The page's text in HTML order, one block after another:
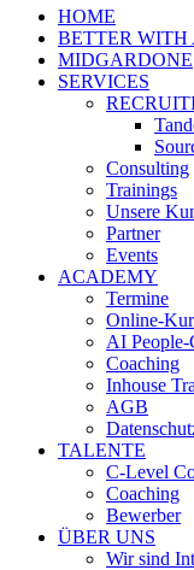
HOME
BETTER WITH
MIDGARDONE
SERVICES
Consulting
Trainings
Unsere
Partner
Events
ACADEMY
Termine
Online-
AI
Coaching
Inhouse
AGB
TALENTE
C-Level
Coaching
Bewerber
ÜBER UNS
Wir sind